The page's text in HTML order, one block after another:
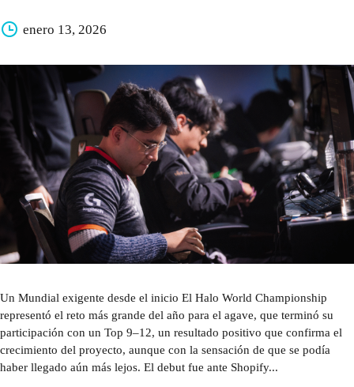
enero 13, 2026
Un Mundial exigente desde el inicio El Halo World Championship
representó el reto más grande del año para el agave, que terminó su
participación con un Top 9–12, un resultado positivo que confirma el
crecimiento del proyecto, aunque con la sensación de que se podía
haber llegado aún más lejos. El debut fue ante Shopify...